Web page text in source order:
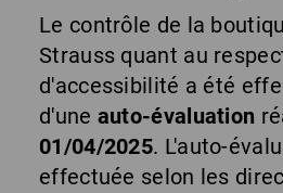
Le contrôle de la
Strauss quant au
d'accessibilité a été
d'une auto-évaluation
01/04/2025. L'auto-
effectuée selon les